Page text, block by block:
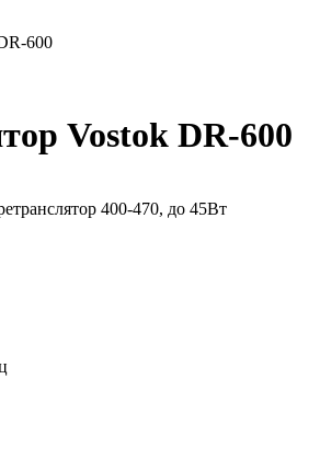
600
Vostok DR-600
400-470, до 45Вт